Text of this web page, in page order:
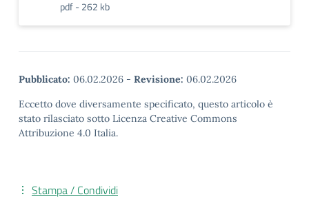
pdf - 262 kb
Pubblicato: 06.02.2026 - Revisione: 06.02.2026
Eccetto dove diversamente specificato, questo articolo è
stato rilasciato sotto Licenza Creative Commons
Attribuzione 4.0 Italia.
Stampa / Condividi